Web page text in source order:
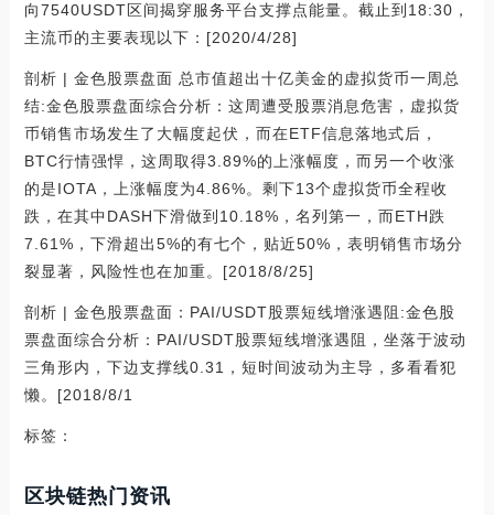
向7540USDT区间揭穿服务平台支撑点能量。截止到18:30，
主流币的主要表现以下：[2020/4/28]
剖析 | 金色股票盘面 总市值超出十亿美金的虚拟货币一周总
结:金色股票盘面综合分析：这周遭受股票消息危害，虚拟货
币销售市场发生了大幅度起伏，而在ETF信息落地式后，
BTC行情强悍，这周取得3.89%的上涨幅度，而另一个收涨
的是IOTA，上涨幅度为4.86%。剩下13个虚拟货币全程收
跌，在其中DASH下滑做到10.18%，名列第一，而ETH跌
7.61%，下滑超出5%的有七个，贴近50%，表明销售市场分
裂显著，风险性也在加重。[2018/8/25]
剖析 | 金色股票盘面：PAI/USDT股票短线增涨遇阻:金色股
票盘面综合分析：PAI/USDT股票短线增涨遇阻，坐落于波动
三角形内，下边支撑线0.31，短时间波动为主导，多看看犯
懒。[2018/8/1
标签：
区块链热门资讯